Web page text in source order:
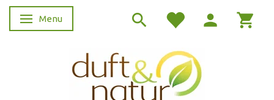
Skifte navigation
Menu